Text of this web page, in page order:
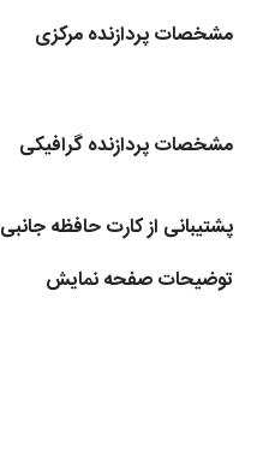
مشخصات پردازنده مرکزی
مشخصات پردازنده گرافیکی
پشتیبانی از کارت حافظه جانبی
توضیحات صفحه نمایش